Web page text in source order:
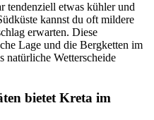
tendenziell etwas kühler und
kannst du oft mildere
erwarten. Diese
Lage und die Bergketten im
natürliche Wetterscheide
bietet Kreta im